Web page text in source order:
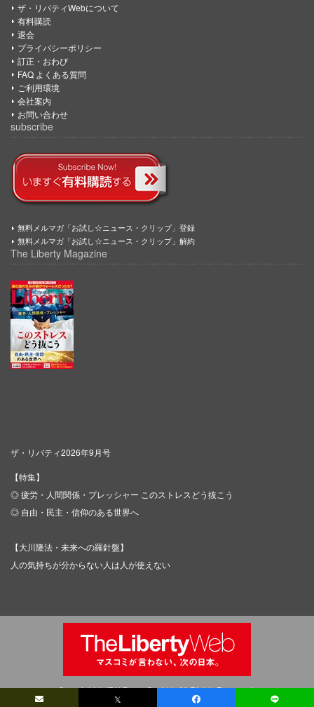
𝕏
ザ・リバティWebについて
有料購読
退会
プライバシーポリシー
訂正・おわび
FAQ よくある質問
ご利用環境
会社案内
お問い合わせ
subscribe
無料メルマガ「お試し☆ニュース・クリップ」登録
無料メルマガ「お試し☆ニュース・クリップ」解約
The Liberty Magazine
ザ・リバティ2026年9月号
【特集】
◎ 疲労・人間関係・プレッシャー このストレスどう抜こう
◎ 自由・民主・信仰のある世界へ
【大川隆法・未来への羅針盤】
人の気持ちが分からない人は人が使えない
Copyright © IRH Press Co.,Ltd. All Rights Reserved.